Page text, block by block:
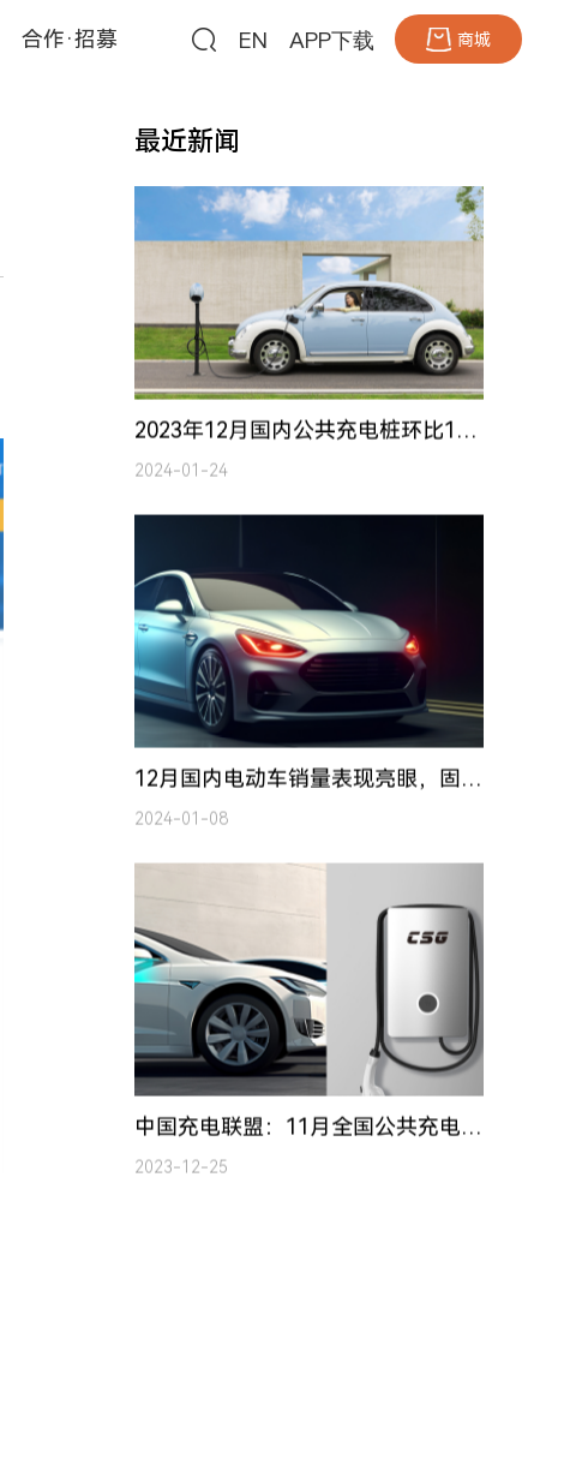
合作·招募 EN APP下载 商城
最近新闻
2024-01-24
2024-01-08
中国充电联盟：11月全国公共充电桩增加10.1万台
2023-12-25